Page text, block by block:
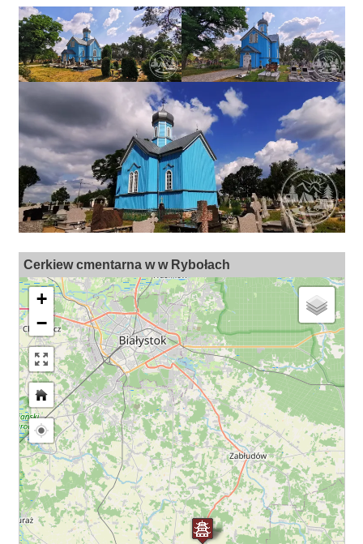
Cerkiew cmentarna w w Rybołach
+
−